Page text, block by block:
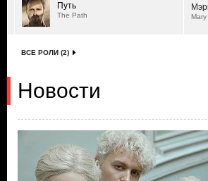
Путь
The Path
ВСЕ РОЛИ (2)
Новости